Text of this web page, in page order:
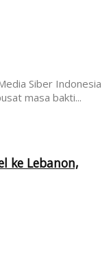
Siber Indonesia
masa bakti...
ke Lebanon,